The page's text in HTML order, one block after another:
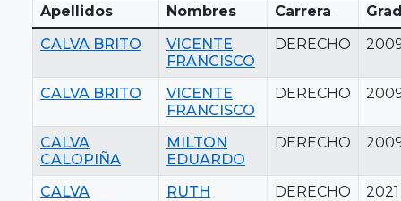
Apellidos Nombres Carrera
CALVA BRITO
VICENTE
FRANCISCO
DERECHO
CALVA BRITO
VICENTE
FRANCISCO
DERECHO
CALVA
CALOPIÑA
MILTON
EDUARDO
DERECHO
CALVA
RUTH
DERECHO 2021